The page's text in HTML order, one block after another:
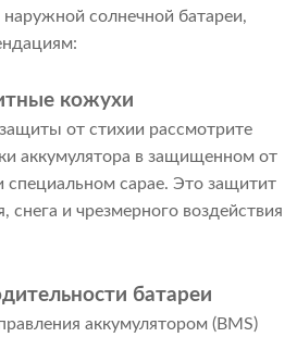
солнечной батареи,
кожухи
от стихии рассмотрите
аккумулятора в защищенном от
специальном сарае. Это защитит
снега и чрезмерного воздействия
батареи
аккумулятором (BMS)